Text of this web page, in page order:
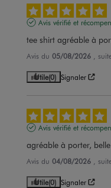
Avis vérifié et
tee shirt agréable à
Avis du 05/08/2026 ,
Utile(0) Signaler
Avis vérifié et
agréable à porter,
Avis du 04/08/2026 ,
Utile(0) Signaler